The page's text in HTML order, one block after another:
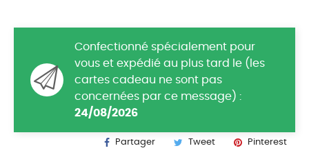
Confectionné spécialement pour
vous et expédié au plus tard le (les
cartes cadeau ne sont pas
concernées par ce message) :
24/08/2026
Partager Tweet Pinterest